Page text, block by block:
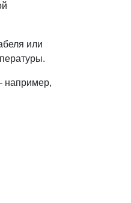
или
например,